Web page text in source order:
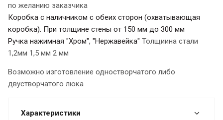
по желанию заказчика
Коробка с наличником с обеих сторон (охватывающая
коробка). При толщине стены от 150 мм до 300 мм
Ручка нажимная "Хром", "Нержавейка" Толщиина стали
1,2мм 1,5 мм 2 мм
Возможно изготовление одностворчатого либо
двустворчатого люка
Характеристики